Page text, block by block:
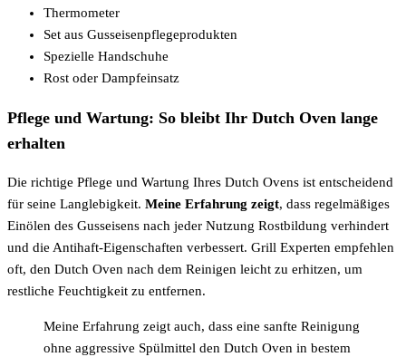
Thermometer
Set aus Gusseisenpflegeprodukten
Spezielle Handschuhe
Rost oder Dampfeinsatz
Pflege und Wartung: So bleibt Ihr Dutch Oven lange
erhalten
Die richtige Pflege und Wartung Ihres Dutch Ovens ist entscheidend
für seine Langlebigkeit. Meine Erfahrung zeigt, dass regelmäßiges
Einölen des Gusseisens nach jeder Nutzung Rostbildung verhindert
und die Antihaft-Eigenschaften verbessert. Grill Experten empfehlen
oft, den Dutch Oven nach dem Reinigen leicht zu erhitzen, um
restliche Feuchtigkeit zu entfernen.
Meine Erfahrung zeigt auch, dass eine sanfte Reinigung
ohne aggressive Spülmittel den Dutch Oven in bestem